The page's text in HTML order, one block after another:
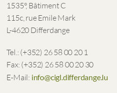
1535°, Bâtiment C
115c, rue Emile Mark
L-4620 Differdange
Tel.: (+352) 26 58 00 20 1
Fax: (+352) 26 58 00 20 30
E-Mail: info@cigl.differdange.lu